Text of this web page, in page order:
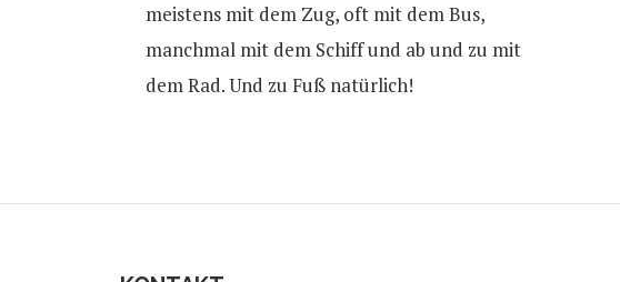
meistens mit dem Zug, oft mit dem Bus,
manchmal mit dem Schiff und ab und zu mit
dem Rad. Und zu Fuß natürlich!